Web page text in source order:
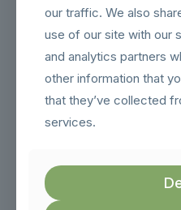
Related posts
our traffic. We also
use of our site with our
and analytics partners
other information that
that they’ve collected
services.